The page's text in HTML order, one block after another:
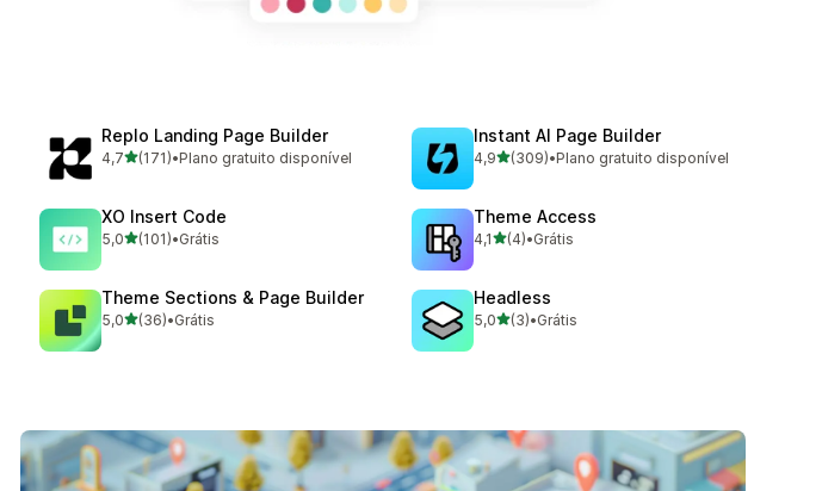
Replo Landing Page Builder
4,7de 5 estrelas
(171)
171 avaliações ao todo
•Plano gratuito disponível
Instant AI Page Builder
4,9de 5 estrelas
(309)
309 avaliações ao todo
•Plano gratuito disponível
XO Insert Code
5,0de 5 estrelas
(101)
101 avaliações ao todo
•Grátis
Theme Access
4,1de 5 estrelas
(4)
4 avaliações ao todo
•Grátis
Theme Sections & Page Builder
5,0de 5 estrelas
(36)
36 avaliações ao todo
•Grátis
Headless
5,0de 5 estrelas
(3)
3 avaliações ao todo
•Grátis